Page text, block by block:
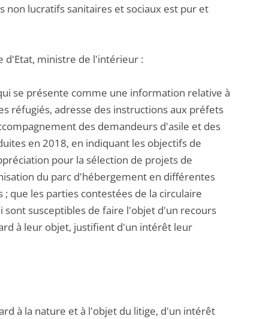
lucratifs sanitaires et sociaux est pur et
d'Etat, ministre de l'intérieur :
se présente comme une information relative à
réfugiés, adresse des instructions aux préfets
des demandeurs d'asile et des
en 2018, en indiquant les objectifs de
pour la sélection de projets de
du parc d'hébergement en différentes
que les parties contestées de la circulaire
susceptibles de faire l'objet d'un recours
à leur objet, justifient d'un intérêt leur
à la nature et à l'objet du litige, d'un intérêt